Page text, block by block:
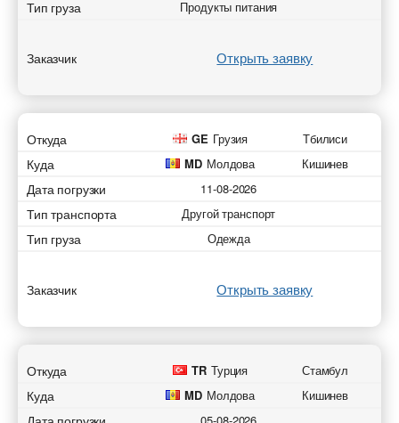
Тип груза Продукты питания
Заказчик Открыть заявку
Откуда GE Грузия Тбилиси
Куда MD Молдова Кишинев
Дата погрузки 11-08-2026
Тип транспорта Другой транспорт
Тип груза Одежда
Заказчик Открыть заявку
Откуда TR Турция Стамбул
Куда MD Молдова Кишинев